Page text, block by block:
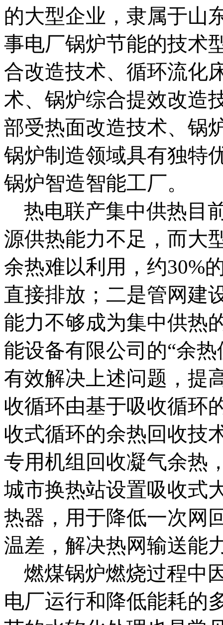
的大型企业，隶属于山
事电厂锅炉节能的技术
合改造技术、循环流化
术、锅炉综合提效改造
部受热面改造技术、锅
锅炉制造领域具有独特
锅炉智造智能工厂。
热电联产集中供热目
源供热能力不足，而大
余热难以利用，约30%
直接排放；二是管网建
能力不够成为集中供热
能设备有限公司的“余
有效解决上述问题，提
收循环由基于吸收循环
收式循环的余热回收技
专用机组回收凝气余热
城市换热站设置吸收式
热器，用于降低一次网
温差，解决热网输送能
燃煤锅炉燃烧过程中
电厂运行和降低能耗的